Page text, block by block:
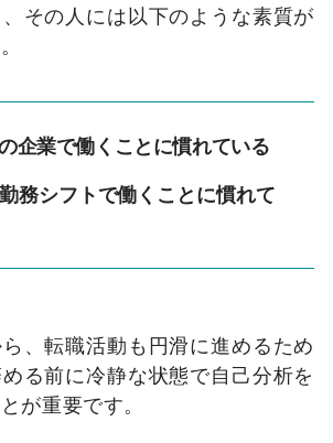
その人には以下のような素質が
企業で働くことに慣れている
務シフトで働くことに慣れて
、転職活動も円滑に進めるため
る前に冷静な状態で自己分析を
が重要です。